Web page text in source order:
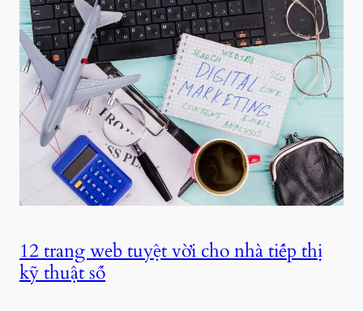
12 trang web tuyệt vời cho nhà tiếp thị
kỹ thuật số